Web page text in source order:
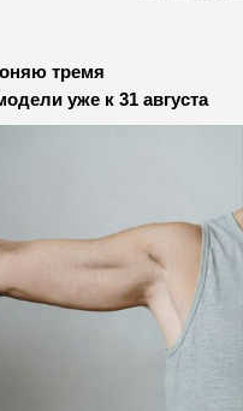
тремя
уже к 31 августа